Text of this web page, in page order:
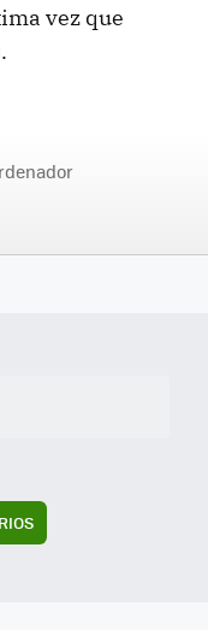
vez que